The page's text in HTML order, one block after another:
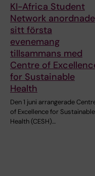
KI-Africa Student
Network anordnade
sitt första
evenemang
tillsammans med
Centre of
for Sustainable
Health
Den 1 juni arrangerade
of Excellence for Sustainable
Health (CESH)…